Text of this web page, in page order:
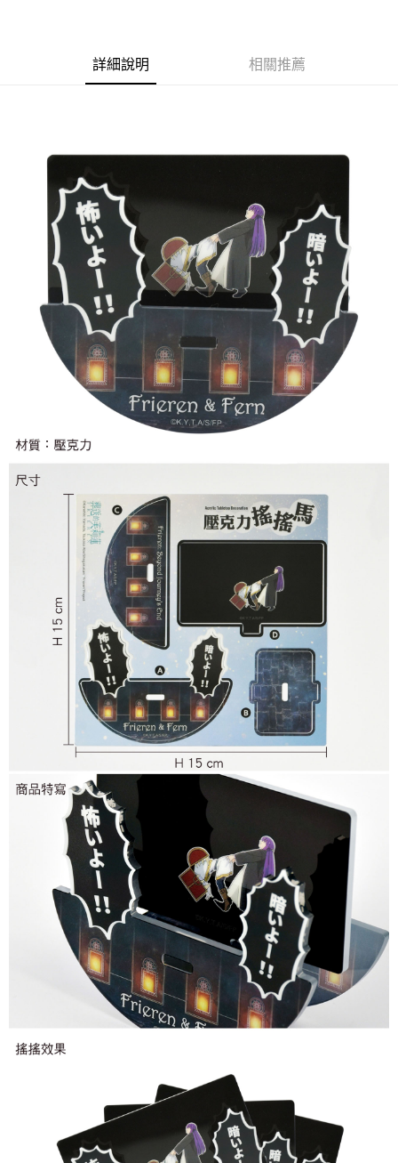
全家取貨付款
每筆NT$65，滿NT$1,300(含以上)免運費
付款後全家取貨
每筆NT$65，滿NT$1,300(含以上)免運費
(不開放使用，請勿選取）
每筆NT$9,999
7-11取貨付款
每筆NT$65，滿NT$1,300(含以上)免運費
付款後7-11取貨
每筆NT$65，滿NT$1,300(含以上)免運費
宅配-木棉花樂園專用
每筆NT$100，滿NT$1,300(含以上)免運費
宅配-離島(澎湖/金門/馬祖)-木棉花樂園專用
每筆NT$220
黑貓宅配-貨到付款
每筆NT$150
詳細說明 相關推薦